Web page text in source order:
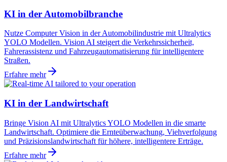
KI in der Automobilbranche
Nutze Computer Vision in der Automobilindustrie mit Ultralytics
YOLO Modellen. Vision AI steigert die Verkehrssicherheit,
Fahrerassistenz und Fahrzeugautomatisierung für intelligentere
Straßen.
Erfahre mehr
KI in der Landwirtschaft
Bringe Vision AI mit Ultralytics YOLO Modellen in die smarte
Landwirtschaft. Optimiere die Ernteüberwachung, Viehverfolgung
und Präzisionslandwirtschaft für höhere, intelligentere Erträge.
Erfahre mehr